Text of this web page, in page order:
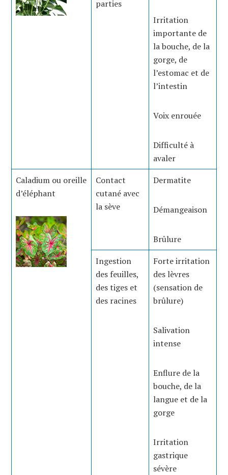
parties
Irritation
importante de
la bouche, de la
gorge, de
l’estomac et de
l’intestin
Voix enrouée
Difficulté à
avaler
Caladium ou oreille
d’éléphant
Contact
cutané avec
la sève
Dermatite
Démangeaison
Brûlure
Ingestion
des feuilles,
des tiges et
des racines
Forte irritation
des lèvres
(sensation de
brûlure)
Salivation
intense
Enflure de la
bouche, de la
langue et de la
gorge
Irritation
gastrique
sévère